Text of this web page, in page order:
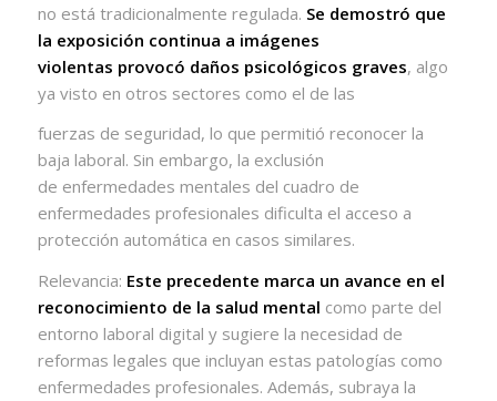
no está tradicionalmente regulada. Se demostró que
la exposición continua a imágenes
violentas provocó daños psicológicos graves, algo
ya visto en otros sectores como el de las
fuerzas de seguridad, lo que permitió reconocer la
baja laboral. Sin embargo, la exclusión
de enfermedades mentales del cuadro de
enfermedades profesionales dificulta el acceso a
protección automática en casos similares.
Relevancia: Este precedente marca un avance en el
reconocimiento de la salud mental como parte del
entorno laboral digital y sugiere la necesidad de
reformas legales que incluyan estas patologías como
enfermedades profesionales. Además, subraya la